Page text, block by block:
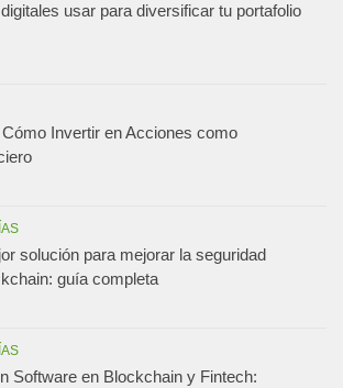
usar para diversificar tu portafolio
Invertir en Acciones como
solución para mejorar la seguridad
guía completa
Software en Blockchain y Fintech: